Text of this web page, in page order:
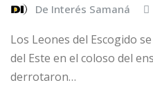
De Interés Samaná
Los Leones del Escogido
del Este en el coloso del
derrotaron…